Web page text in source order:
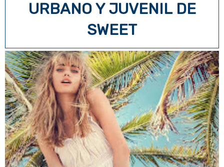
URBANO Y JUVENIL DE
SWEET